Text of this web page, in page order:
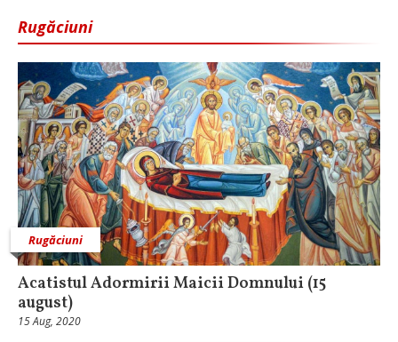
Rugăciuni
Rugăciuni
Acatistul Adormirii Maicii Domnului (15
august)
15 Aug, 2020